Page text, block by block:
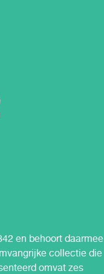
en behoort daarmee
collectie die
omvat zes